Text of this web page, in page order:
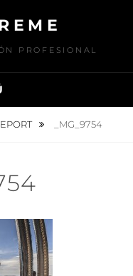
PROFESIONAL
_MG_9754